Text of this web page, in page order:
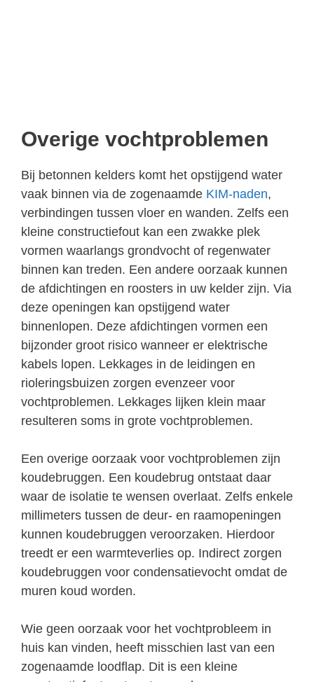
Overige vochtproblemen
Bij betonnen kelders komt het opstijgend water
vaak binnen via de zogenaamde KIM-naden,
verbindingen tussen vloer en wanden. Zelfs een
kleine constructiefout kan een zwakke plek
vormen waarlangs grondvocht of regenwater
binnen kan treden. Een andere oorzaak kunnen
de afdichtingen en roosters in uw kelder zijn. Via
deze openingen kan opstijgend water
binnenlopen. Deze afdichtingen vormen een
bijzonder groot risico wanneer er elektrische
kabels lopen. Lekkages in de leidingen en
rioleringsbuizen zorgen evenzeer voor
vochtproblemen. Lekkages lijken klein maar
resulteren soms in grote vochtproblemen.
Een overige oorzaak voor vochtproblemen zijn
koudebruggen. Een koudebrug ontstaat daar
waar de isolatie te wensen overlaat. Zelfs enkele
millimeters tussen de deur- en raamopeningen
kunnen koudebruggen veroorzaken. Hierdoor
treedt er een warmteverlies op. Indirect zorgen
koudebruggen voor condensatievocht omdat de
muren koud worden.
Wie geen oorzaak voor het vochtprobleem in
huis kan vinden, heeft misschien last van een
zogenaamde loodflap. Dit is een kleine